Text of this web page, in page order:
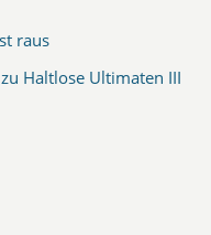
raus
zu Haltlose Ultimaten III